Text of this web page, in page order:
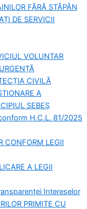
FĂRĂ STĂPÂN
DE SERVICII
VOLUNTAR
CIVILĂ
A
SEBEȘ
H.C.L. 81/2025
CONFORM LEGII
A LEGII
Intereselor
PRIMITE CU